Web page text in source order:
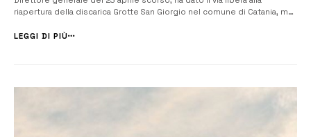
riapertura della discarica Grotte San Giorgio nel comune di Catania, ma
così approvato il progetto presentato qualche mese fa [&he...
LEGGI DI PIÙ